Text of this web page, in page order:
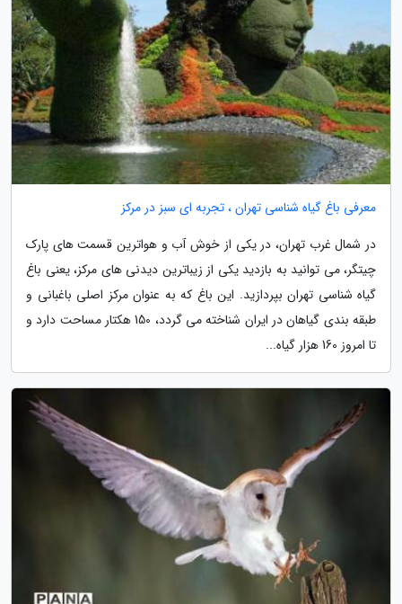
معرفی باغ گیاه شناسی تهران ، تجربه ای سبز در مرکز
در شمال غرب تهران، در یکی از خوش آب و هواترین قسمت های پارک
چیتگر، می توانید به بازدید یکی از زیباترین دیدنی های مرکز، یعنی باغ
گیاه شناسی تهران بپردازید. این باغ که به عنوان مرکز اصلی باغبانی و
طبقه بندی گیاهان در ایران شناخته می گردد، 150 هکتار مساحت دارد و
تا امروز 160 هزار گیاه...